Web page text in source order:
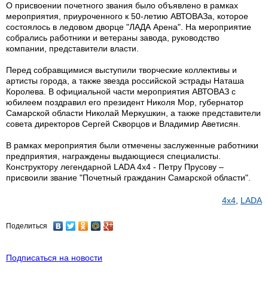
О присвоении почетного звания было объявлено в рамках
мероприятия, приуроченного к 50-летию АВТОВАЗа, которое
состоялось в ледовом дворце "ЛАДА Арена". На мероприятие
собрались работники и ветераны завода, руководство
компании, представители власти.
Перед собравщимися выступили творческие коллективы и
артисты города, а также звезда российской эстрады Наташа
Королева. В официальной части мероприятия АВТОВАЗ с
юбилеем поздравил его президент Николя Мор, губернатор
Самарской области Николай Меркушкин, а также представители
совета директоров Сергей Скворцов и Владимир Аветисян.
В рамках мероприятия были отмечены заслуженные работники
предприятия, награждены выдающиеся специалисты.
Конструктору легендарной LADA 4x4 - Петру Прусову –
присвоили звание "Почетный гражданин Самарской области".
4x4, LADA
Поделиться
Подписаться на новости